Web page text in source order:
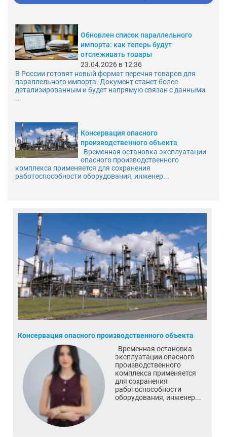
Обновлен список параллельного
импорта: как теперь будут
отслеживать товары
23.04.2026 в 12:36
В России готовят новый формат перечня товаров для
параллельного импорта. Документ станет более
детализированным и будет напрямую связан с данными
...
Консервация опасного
производственного объекта
Временная остановка эксплуатации
опасного производственного
комплекса применяется для сохранения
работоспособности оборудования, инженер...
Консервация опасного производственного объекта
Временная остановка
эксплуатации опасного
производственного
комплекса применяется
для сохранения
работоспособности
оборудования, инженер...